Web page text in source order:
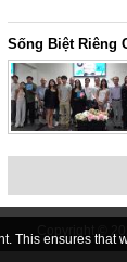
Sống Biệt Riêng
Copyright ©
This ensures